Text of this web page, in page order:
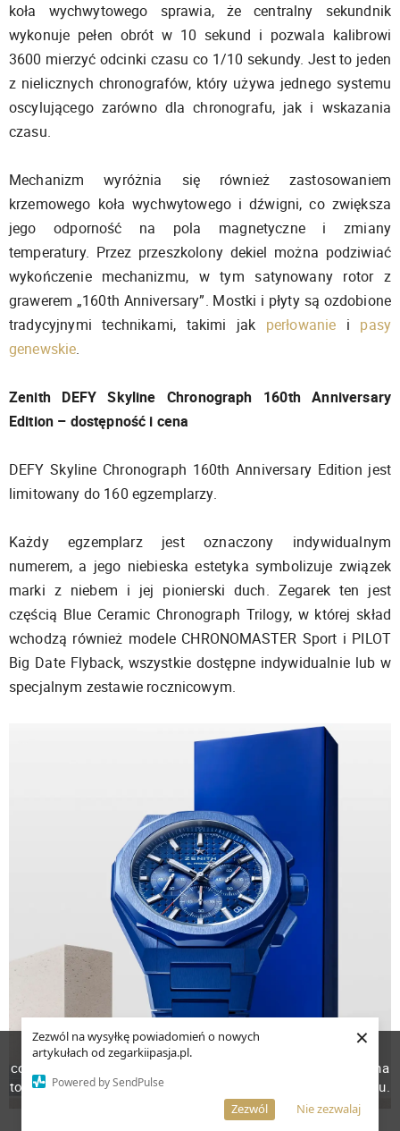
Zezwól na wysyłkę powiadomień o nowych
artykułach od zegarkiipasja.pl.
Powered by SendPulse
Nie zezwalaj
Zezwól
×
koła wychwytowego sprawia, że centralny sekundnik
wykonuje pełen obrót w 10 sekund i pozwala kalibrowi
3600 mierzyć odcinki czasu co 1/10 sekundy. Jest to jeden
z nielicznych chronografów, który używa jednego systemu
oscylującego zarówno dla chronografu, jak i wskazania
czasu.
Mechanizm wyróżnia się również zastosowaniem
krzemowego koła wychwytowego i dźwigni, co zwiększa
jego odporność na pola magnetyczne i zmiany
temperatury. Przez przeszkolony dekiel można podziwiać
wykończenie mechanizmu, w tym satynowany rotor z
grawerem „160th Anniversary”. Mostki i płyty są ozdobione
tradycyjnymi technikami, takimi jak perłowanie i pasy
genewskie.
Zenith DEFY Skyline Chronograph 160th Anniversary
Edition – dostępność i cena
DEFY Skyline Chronograph 160th Anniversary Edition jest
limitowany do 160 egzemplarzy.
Każdy egzemplarz jest oznaczony indywidualnym
numerem, a jego niebieska estetyka symbolizuje związek
marki z niebem i jej pionierski duch. Zegarek ten jest
częścią Blue Ceramic Chronograph Trilogy, w której skład
wchodzą również modele CHRONOMASTER Sport i PILOT
Big Date Flyback, wszystkie dostępne indywidualnie lub w
specjalnym zestawie rocznicowym.
W celu poprawienia jakości usług korzystamy z plików
cookies. Pozostanie na stronie oznacza, iż wyrażasz zgodę na
to, że pliki cookies będą przechowywane w Twoim urządzeniu.
Więcej informacji